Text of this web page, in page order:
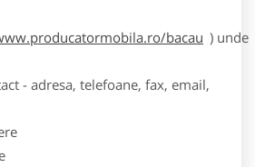
bacau ) unde
- adresa, telefoane, fax, email,